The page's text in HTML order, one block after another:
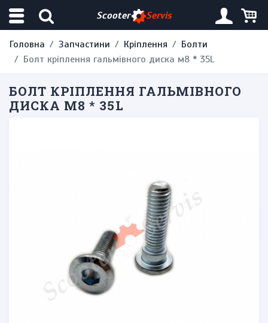
Scooter Servis
Головна Запчастини Кріплення
Болти
Болт кріплення гальмівного диска м8 * 35L
БОЛТ КРІПЛЕННЯ ГАЛЬМІВНОГО
ДИСКА М8 * 35L